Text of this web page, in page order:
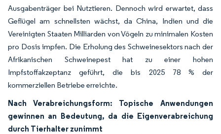
Ausgabenträger bei Nutztieren. Dennoch wird erwartet, dass
Geflügel am schnellsten wächst, da China, Indien und die
Vereinigten Staaten Milliarden von Vögeln zu minimalen Kosten
pro Dosis impfen. Die Erholung des Schweinesektors nach der
Afrikanischen Schweinepest hat zu einer hohen
Impfstoffakzeptanz geführt, die bis 2025 78 % der
kommerziellen Betriebe erreichte.
Nach Verabreichungsform: Topische Anwendungen
gewinnen an Bedeutung, da die Eigenverabreichung
durch Tierhalter zunimmt